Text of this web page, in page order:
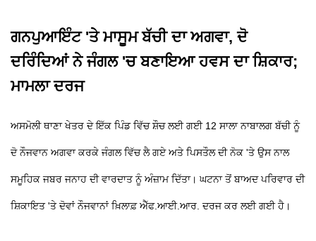
ਗਨਪੁਆਇੰਟ 'ਤੇ ਮਾਸੂਮ ਬੱਚੀ ਦਾ ਅਗਵਾ, ਦੋ
ਦਰਿੰਦਿਆਂ ਨੇ ਜੰਗਲ 'ਚ ਬਣਾਇਆ ਹਵਸ ਦਾ ਸ਼ਿਕਾਰ;
ਮਾਮਲਾ ਦਰਜ
ਅਸਮੋਲੀ ਥਾਣਾ ਖੇਤਰ ਦੇ ਇੱਕ ਪਿੰਡ ਵਿੱਚ ਸ਼ੌਚ ਲਈ ਗਈ 12 ਸਾਲਾ ਨਾਬਾਲਗ ਬੱਚੀ ਨੂੰ
ਦੋ ਨੌਜਵਾਨ ਅਗਵਾ ਕਰਕੇ ਜੰਗਲ ਵਿੱਚ ਲੈ ਗਏ ਅਤੇ ਪਿਸਤੌਲ ਦੀ ਨੋਕ 'ਤੇ ਉਸ ਨਾਲ
ਸਮੂਹਿਕ ਜਬਰ ਜਨਾਹ ਦੀ ਵਾਰਦਾਤ ਨੂੰ ਅੰਜ਼ਾਮ ਦਿੱਤਾ। ਘਟਨਾ ਤੋਂ ਬਾਅਦ ਪਰਿਵਾਰ ਦੀ
ਸ਼ਿਕਾਇਤ 'ਤੇ ਦੋਵਾਂ ਨੌਜਵਾਨਾਂ ਖ਼ਿਲਾਫ਼ ਐੱਫ.ਆਈ.ਆਰ. ਦਰਜ ਕਰ ਲਈ ਗਈ ਹੈ।